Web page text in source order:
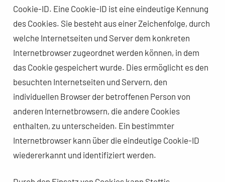
Cookie-ID. Eine Cookie-ID ist eine eindeutige Kennung
des Cookies. Sie besteht aus einer Zeichenfolge, durch
welche Internetseiten und Server dem konkreten
Internetbrowser zugeordnet werden können, in dem
das Cookie gespeichert wurde. Dies ermöglicht es den
besuchten Internetseiten und Servern, den
individuellen Browser der betroffenen Person von
anderen Internetbrowsern, die andere Cookies
enthalten, zu unterscheiden. Ein bestimmter
Internetbrowser kann über die eindeutige Cookie-ID
wiedererkannt und identifiziert werden.